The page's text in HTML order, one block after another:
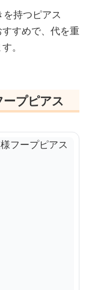
持つピアス
すめで、代を重
。
プピアス